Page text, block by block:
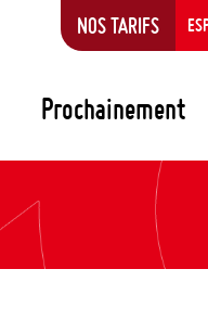
Prochainement
NOS TARIFS